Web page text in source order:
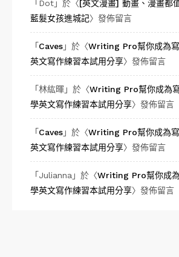
「 Dot」於〈[英文漫畫] 動畫、漫畫都
藍髮女孩進城記〉發佈留言
「 Caves」於〈Writing Pro幫你成為
英文寫作練習本試用分享〉發佈留言
「林紘暉 」於〈Writing Pro幫你成為
學英文寫作練習本試用分享〉發佈留言
「 Caves」於〈Writing Pro幫你成為
英文寫作練習本試用分享〉發佈留言
「 Julianna 」於〈Writing Pro幫你成
學英文寫作練習本試用分享〉發佈留言